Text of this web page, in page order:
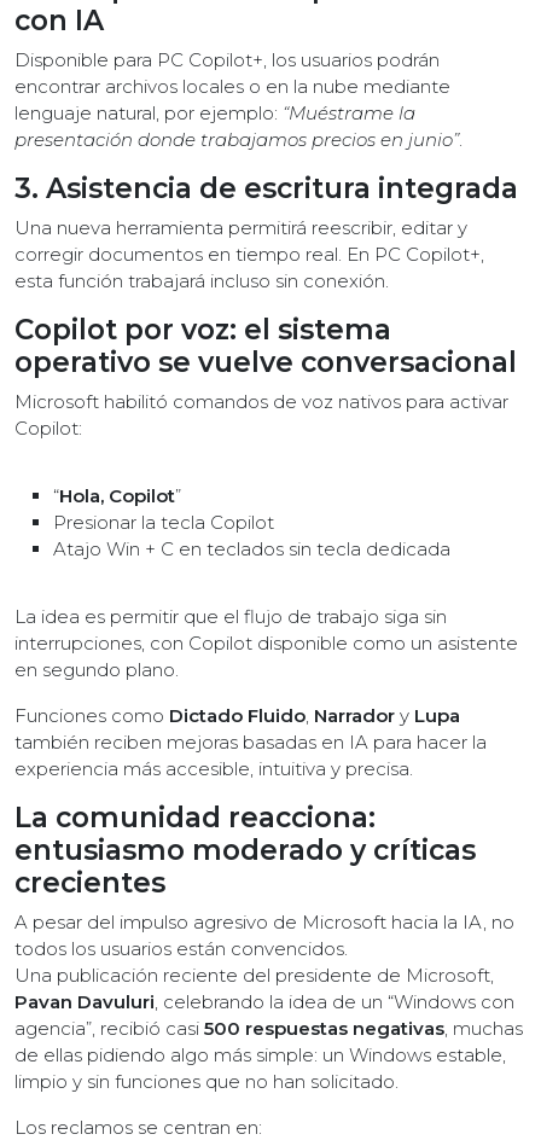
con IA
Disponible para PC Copilot+, los usuarios podrán
encontrar archivos locales o en la nube mediante
lenguaje natural, por ejemplo: “Muéstrame la
presentación donde trabajamos precios en junio”.
3. Asistencia de escritura integrada
Una nueva herramienta permitirá reescribir, editar y
corregir documentos en tiempo real. En PC Copilot+,
esta función trabajará incluso sin conexión.
Copilot por voz: el sistema
operativo se vuelve conversacional
Microsoft habilitó comandos de voz nativos para activar
Copilot:
“Hola, Copilot”
Presionar la tecla Copilot
Atajo Win + C en teclados sin tecla dedicada
La idea es permitir que el flujo de trabajo siga sin
interrupciones, con Copilot disponible como un asistente
en segundo plano.
Funciones como Dictado Fluido, Narrador y Lupa
también reciben mejoras basadas en IA para hacer la
experiencia más accesible, intuitiva y precisa.
La comunidad reacciona:
entusiasmo moderado y críticas
crecientes
A pesar del impulso agresivo de Microsoft hacia la IA, no
todos los usuarios están convencidos.
Una publicación reciente del presidente de Microsoft,
Pavan Davuluri, celebrando la idea de un “Windows con
agencia”, recibió casi 500 respuestas negativas, muchas
de ellas pidiendo algo más simple: un Windows estable,
limpio y sin funciones que no han solicitado.
Los reclamos se centran en: